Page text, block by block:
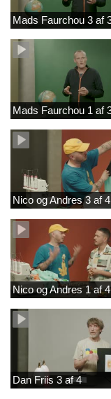
Mads Faurchou 3 af
Mads Faurchou 1 af
Nico og Andres 3 af 4
Nico og Andres 1 af 4
Dan Friis 3 af 4